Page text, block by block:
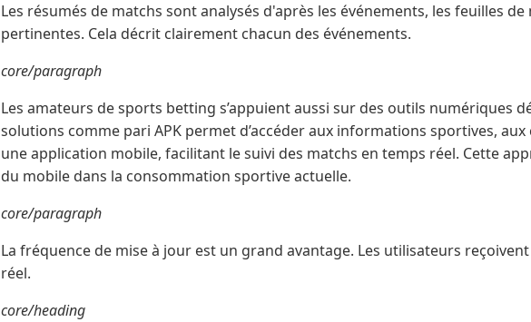
Les résumés de matchs sont analysés d'après les événements, les feuilles
pertinentes. Cela décrit clairement chacun des événements.
core/paragraph
Les amateurs de sports betting s’appuient aussi sur des outils numériques
solutions comme pari APK permet d’accéder aux informations sportives, aux
une application mobile, facilitant le suivi des matchs en temps réel. Cette
du mobile dans la consommation sportive actuelle.
core/paragraph
La fréquence de mise à jour est un grand avantage. Les utilisateurs
réel.
core/heading